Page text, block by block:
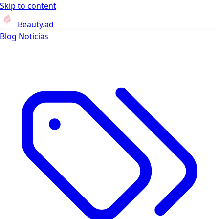
Skip to content
Beauty.ad
Blog Noticias